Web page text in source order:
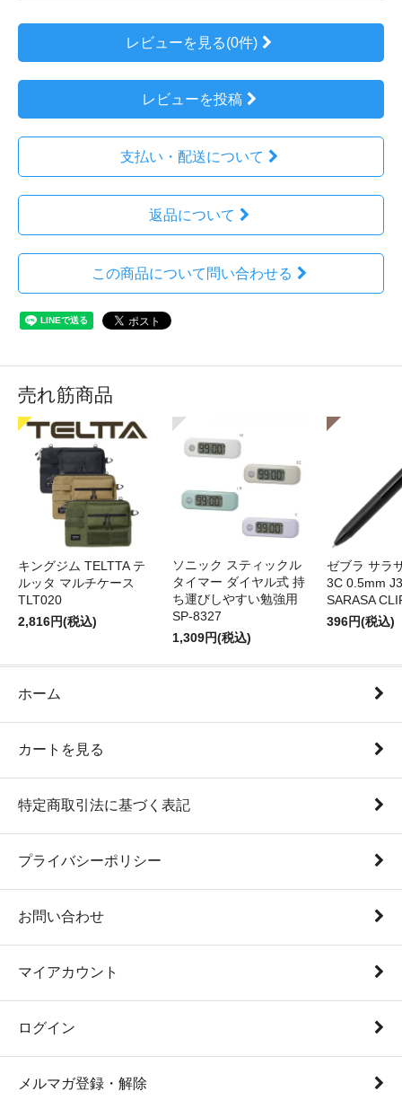
レビューを見る(0件)
レビューを投稿
支払い・配送について
返品について
この商品について問い合わせる
売れ筋商品
キングジム TELTTA テ
ルッタ マルチケース
TLT020
2,816円(税込)
ソニック スティックル
タイマー ダイヤル式 持
ち運びしやすい勉強用
SP-8327
1,309円(税込)
ゼブラ サラ
3C 0.5mm
SARASA
396円(税込)
ホーム
カートを見る
特定商取引法に基づく表記
プライバシーポリシー
お問い合わせ
マイアカウント
ログイン
メルマガ登録・解除